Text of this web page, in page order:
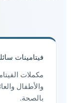
فيتامينات
مكملات
والأطفال
بالصحة.